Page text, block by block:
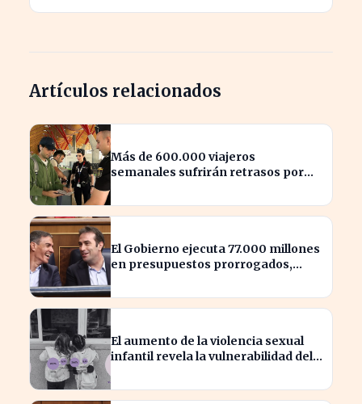
Artículos relacionados
Más de 600.000 viajeros
semanales sufrirán retrasos por
El Gobierno ejecuta 77.000 millones
en presupuestos prorrogados,
El aumento de la violencia sexual
infantil revela la vulnerabilidad del